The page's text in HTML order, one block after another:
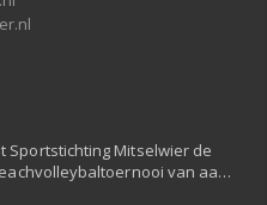
Sportstichting Mitselwier de
van aa…